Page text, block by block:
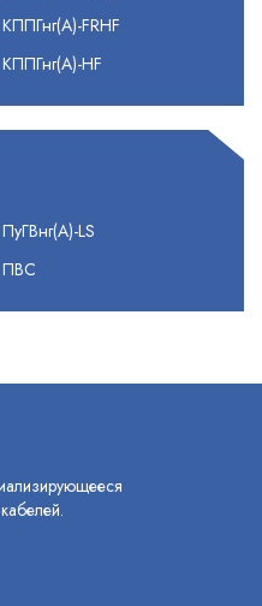
КППГнг(А)-FRHF
КППГнг(А)-HF
ПуГВнг(А)-LS
ПВС